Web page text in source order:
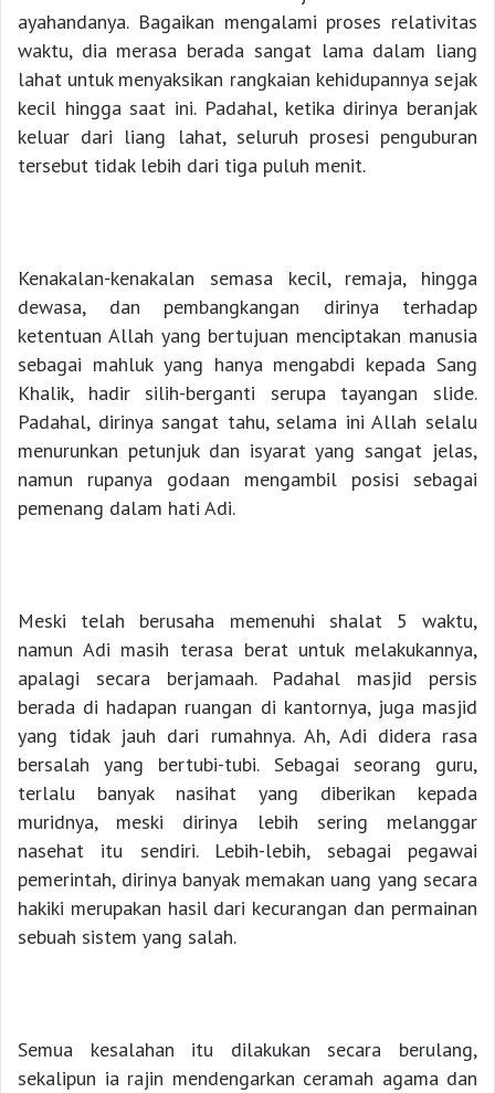
ayahandanya. Bagaikan mengalami proses relativitas
waktu, dia merasa berada sangat lama dalam liang
lahat untuk menyaksikan rangkaian kehidupannya sejak
kecil hingga saat ini. Padahal, ketika dirinya beranjak
keluar dari liang lahat, seluruh prosesi penguburan
tersebut tidak lebih dari tiga puluh menit.
Kenakalan-kenakalan semasa kecil, remaja, hingga
dewasa, dan pembangkangan dirinya terhadap
ketentuan Allah yang bertujuan menciptakan manusia
sebagai mahluk yang hanya mengabdi kepada Sang
Khalik, hadir silih-berganti serupa tayangan slide.
Padahal, dirinya sangat tahu, selama ini Allah selalu
menurunkan petunjuk dan isyarat yang sangat jelas,
namun rupanya godaan mengambil posisi sebagai
pemenang dalam hati Adi.
Meski telah berusaha memenuhi shalat 5 waktu,
namun Adi masih terasa berat untuk melakukannya,
apalagi secara berjamaah. Padahal masjid persis
berada di hadapan ruangan di kantornya, juga masjid
yang tidak jauh dari rumahnya. Ah, Adi didera rasa
bersalah yang bertubi-tubi. Sebagai seorang guru,
terlalu banyak nasihat yang diberikan kepada
muridnya, meski dirinya lebih sering melanggar
nasehat itu sendiri. Lebih-lebih, sebagai pegawai
pemerintah, dirinya banyak memakan uang yang secara
hakiki merupakan hasil dari kecurangan dan permainan
sebuah sistem yang salah.
Semua kesalahan itu dilakukan secara berulang,
sekalipun ia rajin mendengarkan ceramah agama dan